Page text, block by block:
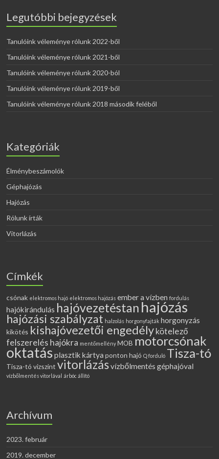
Legutóbbi bejegyzések
Tanulóink véleménye rólunk 2022-ből
Tanulóink véleménye rólunk 2021-ből
Tanulóink véleménye rólunk 2020-ból
Tanulóink véleménye rólunk 2019-ből
Tanulóink véleménye rólunk 2018 második feléből
Kategóriák
Élménybeszámolók
Géphajózás
Hajózás
Rólunk írták
Vitorlázás
Címkék
csónak elektromos hajó elektromos hajózás ember a vízben fordulás
hajókirándulás hajóvezetéstan hajózás
hajózási szabályzat halzolás horgonyfajták horgonyzás
kikötés kishajóvezetői engedélykötelező
felszerelés hajókra mentőmellény MOB motorcsónak
oktatás plasztik kártya ponton hajó Q forduló Tisza-tó
Tisza-tó vízszint vitorlázásvízbőlmentés géphajóval
vízbőlmentés vitorlával árbóc állító
Archívum
2023. február
2019. december